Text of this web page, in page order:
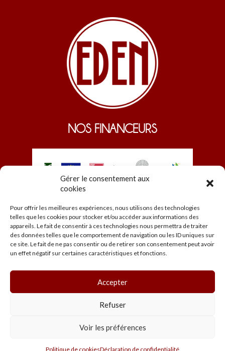
Gérer le consentement aux
cookies
Pour offrir les meilleures expériences, nous utilisons des technologies
telles que les cookies pour stocker et/ou accéder aux informations des
appareils. Le fait de consentir à ces technologies nous permettra de traiter
des données telles que le comportement de navigation ou les ID uniques sur
ce site. Le fait de ne pas consentir ou de retirer son consentement peut avoir
un effet négatif sur certaines caractéristiques et fonctions.
Accepter
Refuser
Voir les préférences
Politique de cookiesDéclaration de confidentialité
NOS FINANCEURS
© EDEN 2026
Accueil Programmation
Les salles
Infos pratiques